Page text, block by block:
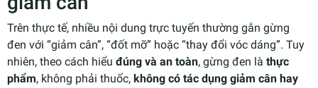
Trên thực tế, nhiều nội dung trực tuyến thường gắn gừng
đen với “giảm cân”, “đốt mỡ” hoặc “thay đổi vóc dáng”. Tuy
nhiên, theo cách hiểu đúng và an toàn, gừng đen là thực
phẩm, không phải thuốc, không có tác dụng giảm cân hay